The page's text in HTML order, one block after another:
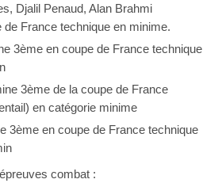
Djalil Penaud, Alan Brahmi
de France technique en minime.
3ème en coupe de France technique
3ème de la coupe de France
en catégorie minime
3ème en coupe de France technique
combat :